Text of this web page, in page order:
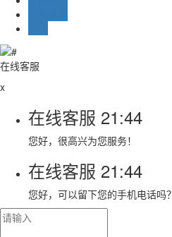
在线客服
x
在线客服 21:44
您好，很高兴为您服务！
在线客服 21:44
您好，可以留下您的手机电话吗？